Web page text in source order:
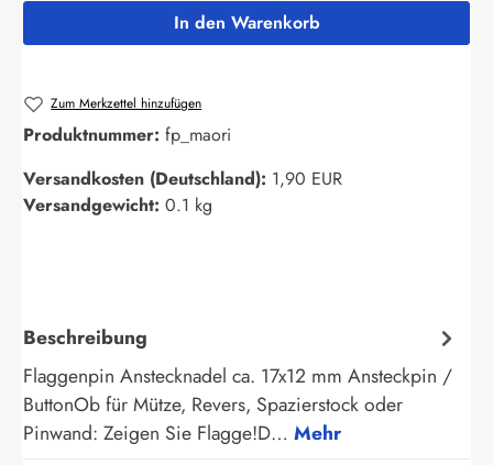
In den Warenkorb
Zum Merkzettel hinzufügen
Produktnummer: fp_maori
Versandkosten (Deutschland): 1,90 EUR
Versandgewicht: 0.1 kg
Beschreibung
Flaggenpin Anstecknadel ca. 17x12 mm Ansteckpin /
ButtonOb für Mütze, Revers, Spazierstock oder
Pinwand: Zeigen Sie Flagge!D… Mehr